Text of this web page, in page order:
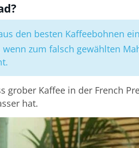
den besten Kaffeebohnen ein
zum falsch gewählten
grober Kaffee in der French
hat.